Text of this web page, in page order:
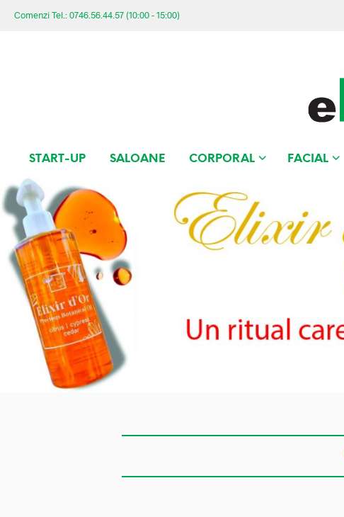
Comenzi Tel.: 0746.56.44.57 (10:00 - 15:00)
START-UP SALOANE CORPORAL FACIAL